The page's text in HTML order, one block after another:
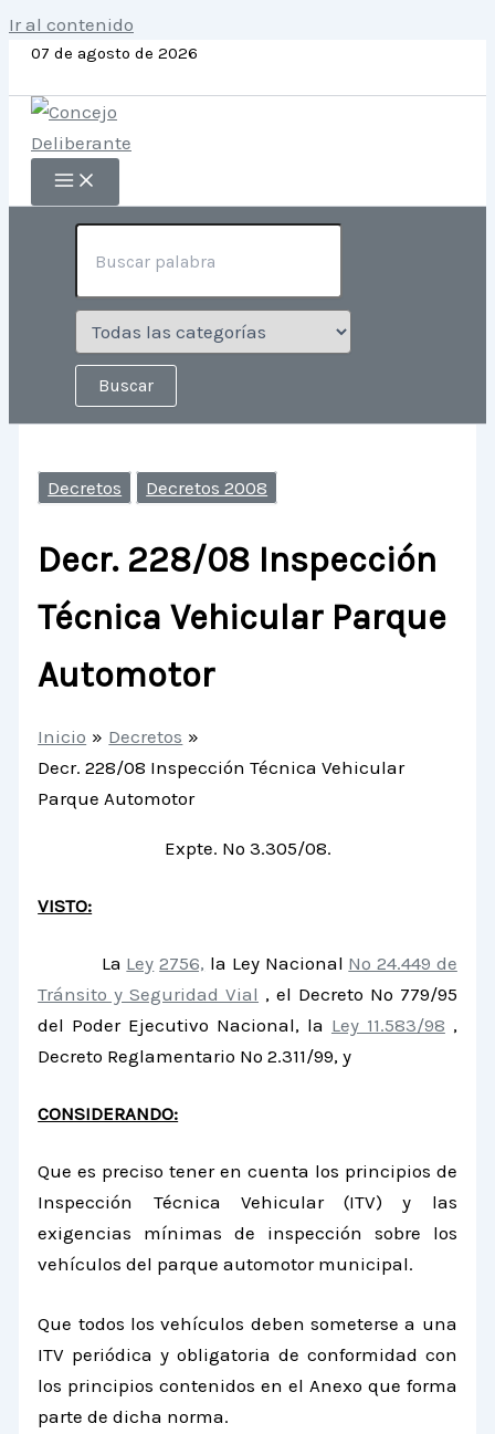
Ir al contenido
07 de agosto de 2026
Decretos Decretos 2008
Decr. 228/08 Inspección
Técnica Vehicular Parque
Automotor
Inicio
Decretos
Decr. 228/08 Inspección Técnica Vehicular
Parque Automotor
Expte. Nº 3.305/08.
VISTO:
La Ley 2756, la Ley Nacional Nº 24.449 de
Tránsito y Seguridad Vial , el Decreto Nº 779/95
del Poder Ejecutivo Nacional, la Ley 11.583/98 ,
Decreto Reglamentario Nº 2.311/99, y
CONSIDERANDO:
Que es preciso tener en cuenta los principios de
Inspección Técnica Vehicular (ITV) y las
exigencias mínimas de inspección sobre los
vehículos del parque automotor municipal.
Que todos los vehículos deben someterse a una
ITV periódica y obligatoria de conformidad con
los principios contenidos en el Anexo que forma
parte de dicha norma.